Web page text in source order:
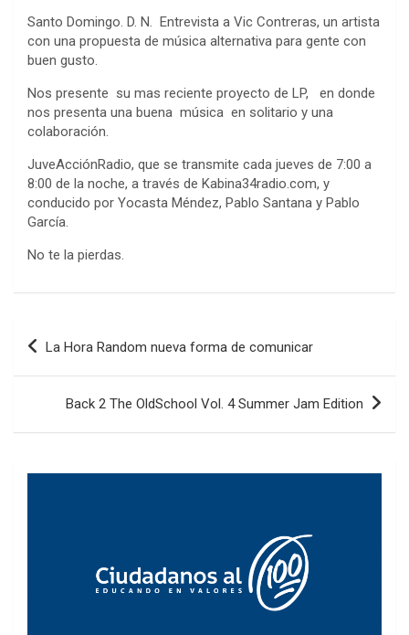
Santo Domingo. D. N. Entrevista a Vic Contreras, un artista
con una propuesta de música alternativa para gente con
buen gusto.
Nos presente su mas reciente proyecto de LP, en donde
nos presenta una buena música en solitario y una
colaboración.
JuveAcciónRadio, que se transmite cada jueves de 7:00 a
8:00 de la noche, a través de Kabina34radio.com, y
conducido por Yocasta Méndez, Pablo Santana y Pablo
García.
No te la pierdas.
Navegación
de
La Hora Random nueva forma de comunicar
Back 2 The OldSchool Vol. 4 Summer Jam Edition